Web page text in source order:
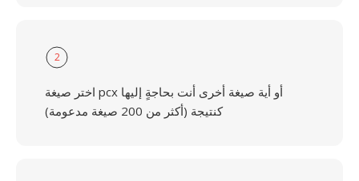
2
اختر صيغة pcx أو أية صيغة أخرى أنت بحاجةٍ إليها
كنتيجة (أكثر من 200 صيغة مدعومة)